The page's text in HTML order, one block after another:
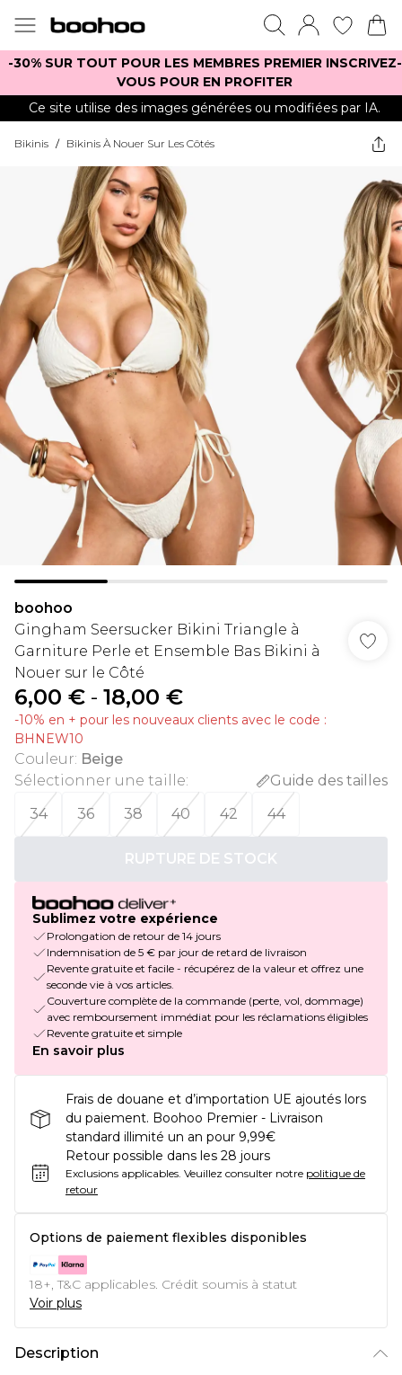
-30% SUR TOUT POUR LES MEMBRES PREMIER INSCRIVEZ-
VOUS POUR EN PROFITER
Ce site utilise des images générées ou modifiées par IA.
Bikinis / Bikinis À Nouer Sur Les Côtés
boohoo
Gingham Seersucker Bikini Triangle à
Garniture Perle et Ensemble Bas Bikini à
Nouer sur le Côté
6,00 € - 18,00 €
-10% en + pour les nouveaux clients avec le code :
BHNEW10
Couleur: Beige
Sélectionner une taille:
Guide des tailles
34
36 38 40 42 44
RUPTURE DE STOCK
Sublimez votre expérience
Prolongation de retour de 14 jours
Indemnisation de 5 € par jour de retard de livraison
Revente gratuite et facile - récupérez de la valeur et offrez une
seconde vie à vos articles.
Couverture complète de la commande (perte, vol, dommage)
avec remboursement immédiat pour les réclamations éligibles
Revente gratuite et simple
En savoir plus
Frais de douane et d’importation UE ajoutés lors
du paiement. Boohoo Premier - Livraison
standard illimité un an pour 9,99€
Retour possible dans les 28 jours
Exclusions applicables. Veuillez consulter notre politique de
retour
Options de paiement flexibles disponibles
18+, T&C applicables. Crédit soumis à statut
Voir plus
Description